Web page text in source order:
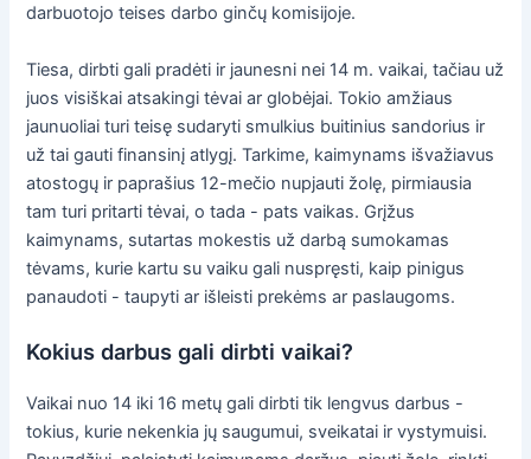
darbuotojo teises darbo ginčų komisijoje.
Tiesa, dirbti gali pradėti ir jaunesni nei 14 m. vaikai, tačiau už
juos visiškai atsakingi tėvai ar globėjai. Tokio amžiaus
jaunuoliai turi teisę sudaryti smulkius buitinius sandorius ir
už tai gauti finansinį atlygį. Tarkime, kaimynams išvažiavus
atostogų ir paprašius 12-mečio nupjauti žolę, pirmiausia
tam turi pritarti tėvai, o tada - pats vaikas. Grįžus
kaimynams, sutartas mokestis už darbą sumokamas
tėvams, kurie kartu su vaiku gali nuspręsti, kaip pinigus
panaudoti - taupyti ar išleisti prekėms ar paslaugoms.
Kokius darbus gali dirbti vaikai?
Vaikai nuo 14 iki 16 metų gali dirbti tik lengvus darbus -
tokius, kurie nekenkia jų saugumui, sveikatai ir vystymuisi.